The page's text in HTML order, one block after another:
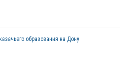
образования на Дону